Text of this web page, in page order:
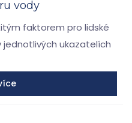
vody
faktorem pro lidské
jednotlivých ukazatelích